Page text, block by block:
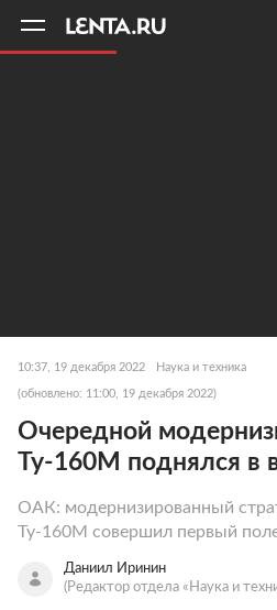
10:37, 19 декабря 2022 Наука и техника
(обновлено: 11:00, 19 декабря 2022)
Очередной
Ту-160М поднялся в
ОАК: модернизированный
Ту-160М совершил первый
Даниил Иринин
(Редактор отдела «Наука и